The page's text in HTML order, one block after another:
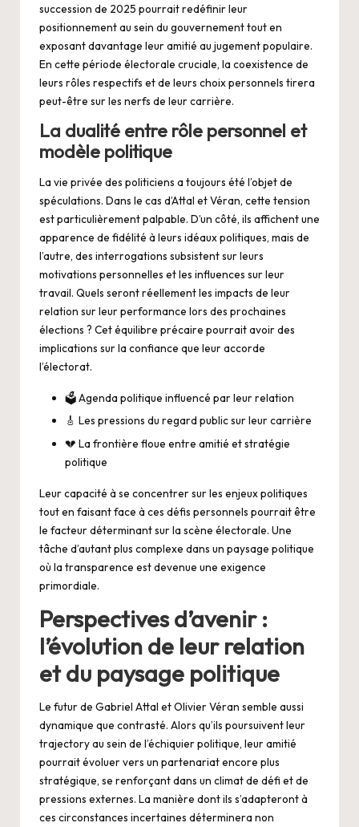
succession de 2025 pourrait redéfinir leur
positionnement au sein du gouvernement tout en
exposant davantage leur amitié au jugement populaire.
En cette période électorale cruciale, la coexistence de
leurs rôles respectifs et de leurs choix personnels tirera
peut-être sur les nerfs de leur carrière.
La dualité entre rôle personnel et
modèle politique
La vie privée des politiciens a toujours été l’objet de
spéculations. Dans le cas d’Attal et Véran, cette tension
est particulièrement palpable. D’un côté, ils affichent une
apparence de fidélité à leurs idéaux politiques, mais de
l’autre, des interrogations subsistent sur leurs
motivations personnelles et les influences sur leur
travail. Quels seront réellement les impacts de leur
relation sur leur performance lors des prochaines
élections ? Cet équilibre précaire pourrait avoir des
implications sur la confiance que leur accorde
l’électorat.
🗳️ Agenda politique influencé par leur relation
🎸 Les pressions du regard public sur leur carrière
💔 La frontière floue entre amitié et stratégie
politique
Leur capacité à se concentrer sur les enjeux politiques
tout en faisant face à ces défis personnels pourrait être
le facteur déterminant sur la scène électorale. Une
tâche d’autant plus complexe dans un paysage politique
où la transparence est devenue une exigence
primordiale.
Perspectives d’avenir :
l’évolution de leur relation
et du paysage politique
Le futur de Gabriel Attal et Olivier Véran semble aussi
dynamique que contrasté. Alors qu’ils poursuivent leur
trajectory au sein de l’échiquier politique, leur amitié
pourrait évoluer vers un partenariat encore plus
stratégique, se renforçant dans un climat de défi et de
pressions externes. La manière dont ils s’adapteront à
ces circonstances incertaines déterminera non